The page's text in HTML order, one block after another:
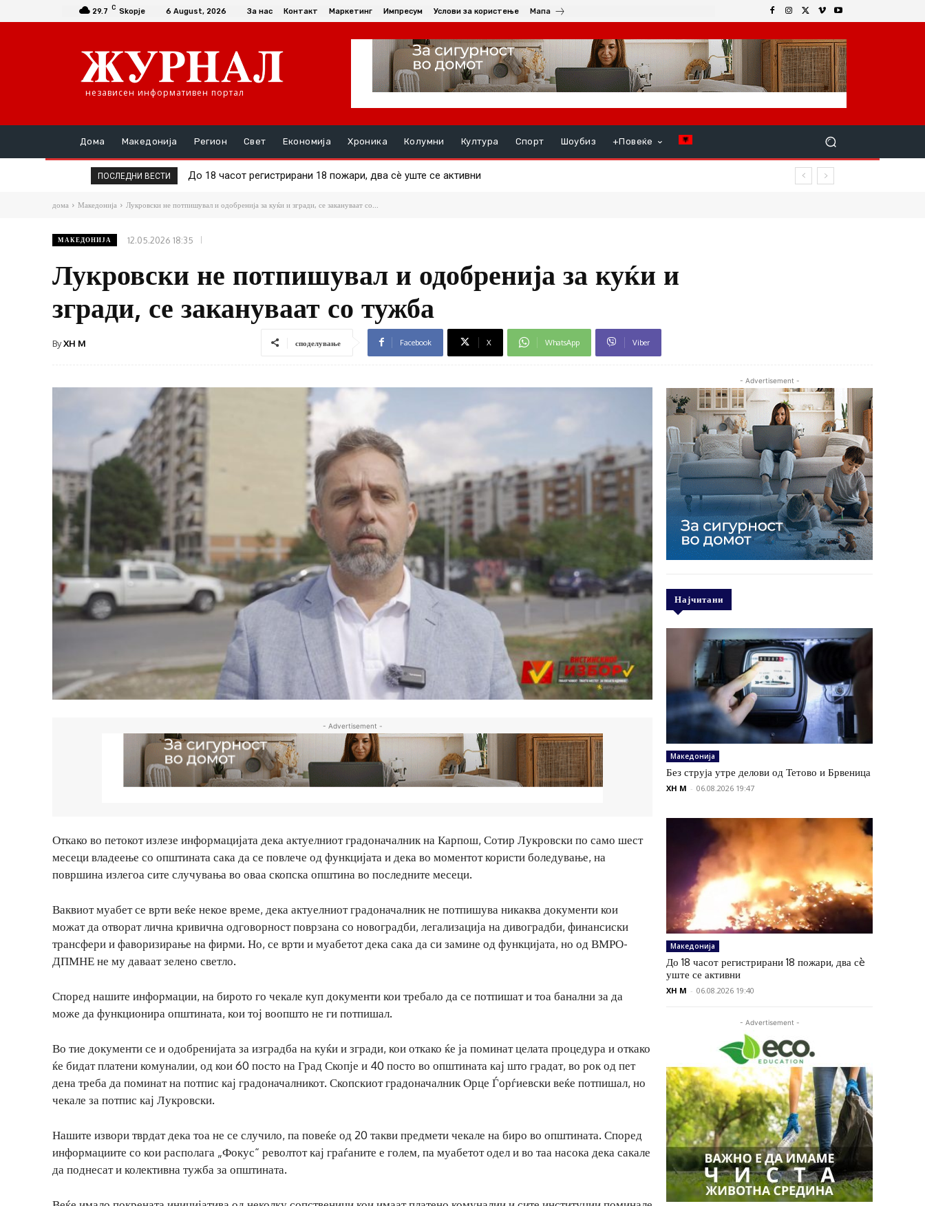
29.7 C Skopje 6 August, 2026 За нас Контакт Маркетинг Импресум Услови за користење Мапа
независен информативен портал
Дома Македонија Регион Свет Економија Хроника Колумни Култура Спорт Шоубиз +Повеќе
ПОСЛЕДНИ ВЕСТИ До 18 часот регистрирани 18 пожари, два сè уште се активни
Трамп затвора пет американски амбасади
дома Македонија Лукровски не потпишувал и одобренија за куќи и згради, се закануваат со...
МАКЕДОНИЈА 12.05.2026 18:35
Лукровски не потпишувал и одобренија за куќи и
згради, се закануваат со тужба
ByXH M споделување Facebook X WhatsApp Viber
- Advertisement -
Откако во петокот излезе информацијата дека актуелниот градоначалник на Карпош, Сотир Лукровски по само шест
месеци владеење со општината сака да се повлече од функцијата и дека во моментот користи боледување, на
површина излегоа сите случувања во оваа скопска општина во последните месеци.
Ваквиот муабет се врти веќе некое време, дека актуелниот градоначалник не потпишува никаква документи кои
можат да отворат лична кривична одговорност поврзана со новоградби, легализација на дивоградби, финансиски
трансфери и фаворизирање на фирми. Но, се врти и муабетот дека сака да си замине од функцијата, но од ВМРО-
ДПМНЕ не му даваат зелено светло.
Според нашите информации, на бирото го чекале куп документи кои требало да се потпишат и тоа банални за да
може да функционира општината, кои тој воопшто не ги потпишал.
Во тие документи се и одобренијата за изградба на куќи и згради, кои откако ќе ја поминат целата процедура и откако
ќе бидат платени комуналии, од кои 60 посто на Град Скопје и 40 посто во општината кај што градат, во рок од пет
дена треба да поминат на потпис кај градоначалникот. Скопскиот градоначалник Орце Ѓорѓиевски веќе потпишал, но
чекале за потпис кај Лукровски.
Нашите извори тврдат дека тоа не се случило, па повеќе од 20 такви предмети чекале на биро во општината. Според
информациите со кои располага „Фокус“ револтот кај граѓаните е голем, па муабетот одел и во таа насока дека сакале
да поднесат и колективна тужба за општината.
- Advertisement -
Најчитани
Македонија
Без струја утре делови од Тетово и Брвеница
XH M - 06.08.2026 19:47
Македонија
До 18 часот регистрирани 18 пожари, два сè
уште се активни
XH M - 06.08.2026 19:40
- Advertisement -